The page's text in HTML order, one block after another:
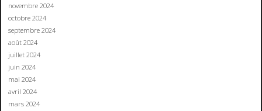
novembre 2024
octobre 2024
septembre 2024
août 2024
juillet 2024
juin 2024
mai 2024
avril 2024
mars 2024